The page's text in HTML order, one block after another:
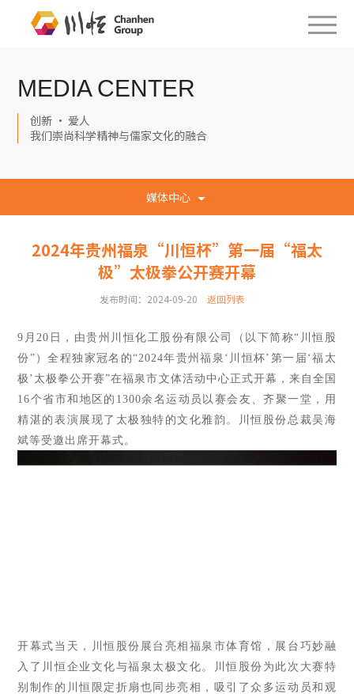
MEDIA CENTER
创新 · 爱人
我们崇尚科学精神与儒家文化的融合
媒体中心
2024年贵州福泉“川恒杯”第一届“福太
极”太极拳公开赛开幕
发布时间：2024-09-20 返回列表
9月20日，由贵州川恒化工股份有限公司（以下简称“川恒股
份”）全程独家冠名的“2024年贵州福泉‘川恒杯’第一届‘福太
极’太极拳公开赛”在福泉市文体活动中心正 式开幕，来自全国
16个省市和地区的1300余名运动员以赛会友、齐聚一堂，用
精湛的表演展现了太极独特的文化雅韵。川恒股份总裁吴海
斌等受邀出席开幕式。
开幕式当天，川恒股份展台亮相福泉市体育馆，展台巧妙融
入了川恒企业文化与福泉太极文化。川恒股份为此次大赛特
别制作的川恒限定折扇也同步亮相，吸引了众多运动员和观